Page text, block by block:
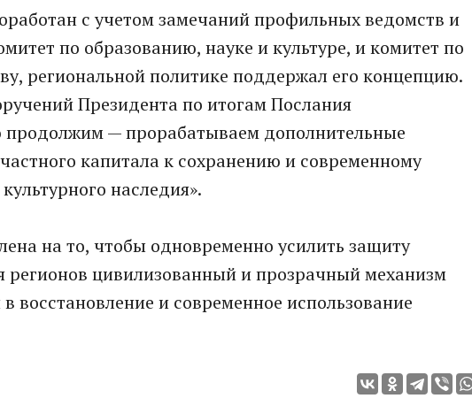
с учетом замечаний профильных ведомств и
по образованию, науке и культуре, и комитет по
региональной политике поддержал его концепцию.
Президента по итогам Послания
— прорабатываем дополнительные
капитала к сохранению и современному
наследия».
на то, чтобы одновременно усилить защиту
регионов цивилизованный и прозрачный механизм
восстановление и современное использование